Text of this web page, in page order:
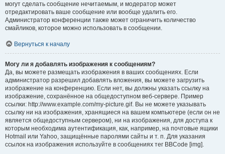
могут сделать сообщение нечитаемым, и модератор может
отредактировать ваше сообщение или вообще удалить его.
Администратор конференции также может ограничить количество
смайликов, которое можно использовать в сообщении.
Вернуться к началу
Могу ли я добавлять изображения к сообщениям?
Да, вы можете размещать изображения в ваших сообщениях. Если
администратор разрешил добавлять вложения, вы можете загрузить
изображение на конференцию. Если нет, вы должны указать ссылку на
изображение, сохранённое на общедоступном веб-сервере. Пример
ссылки: http://www.example.com/my-picture.gif. Вы не можете указывать
ссылку ни на изображения, хранящиеся на вашем компьютере (если он не
является общедоступным сервером), ни на изображения, для доступа к
которым необходима аутентификация, как, например, на почтовые ящики
Hotmail или Yahoo, защищённые паролями сайты и т. п. Для указания
ссылок на изображения используйте в сообщениях тег BBCode [img].